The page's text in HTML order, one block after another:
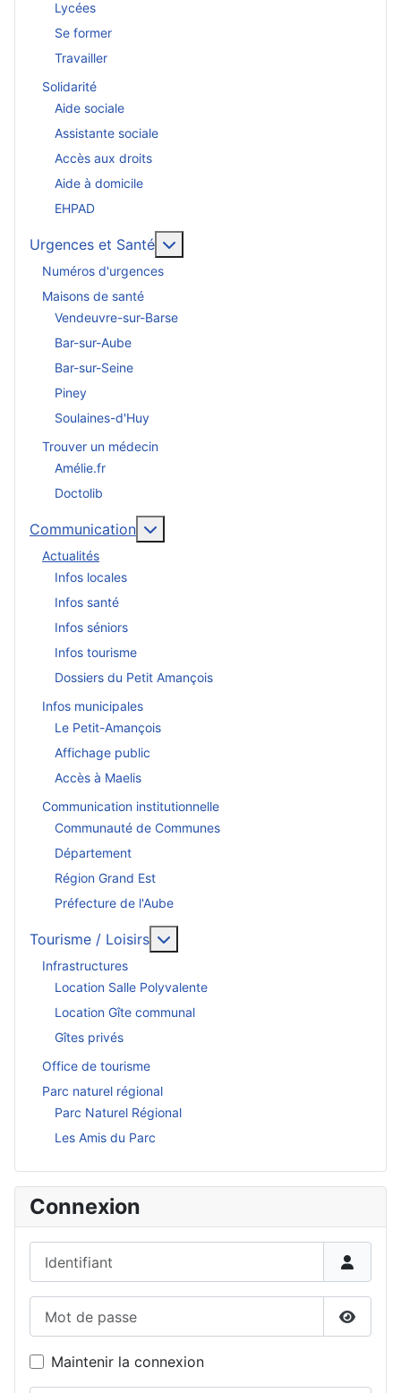
Lycées
Se former
Travailler
Solidarité
Aide sociale
Assistante sociale
Accès aux droits
Aide à domicile
EHPAD
Urgences et Santé
Numéros d'urgences
Maisons de santé
Vendeuvre-sur-Barse
Bar-sur-Aube
Bar-sur-Seine
Piney
Soulaines-d'Huy
Trouver un médecin
Amélie.fr
Doctolib
Communication
Actualités
Infos locales
Infos santé
Infos séniors
Infos tourisme
Dossiers du Petit Amançois
Infos municipales
Le Petit-Amançois
Affichage public
Accès à Maelis
Communication institutionnelle
Communauté de Communes
Département
Région Grand Est
Préfecture de l'Aube
Tourisme / Loisirs
Infrastructures
Location Salle Polyvalente
Location Gîte communal
Gîtes privés
Office de tourisme
Parc naturel régional
Parc Naturel Régional
Les Amis du Parc
Connexion
Maintenir la connexion